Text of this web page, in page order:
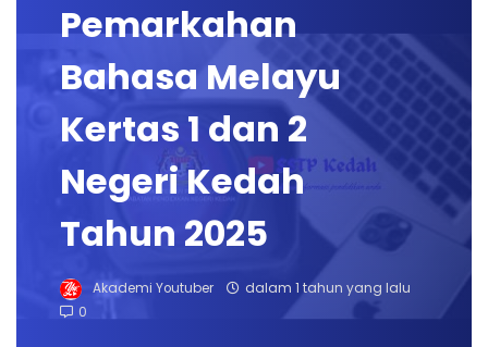
Pemarkahan
Bahasa Melayu
Kertas 1 dan 2
Negeri Kedah
Tahun 2025
Akademi Youtuber
dalam 1 tahun yang lalu
0